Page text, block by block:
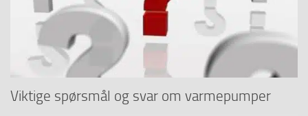
Viktige spørsmål og svar om varmepumper